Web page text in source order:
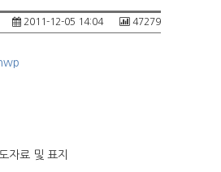
47279
2011-12-05 14:04
자료 및 표지